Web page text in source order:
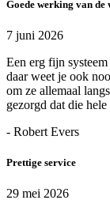
Goede werking van de
7 juni 2026
Een erg fijn
daar weet je ook
om ze allemaal
gezorgd dat die
- Robert Evers
Prettige service
29 mei 2026